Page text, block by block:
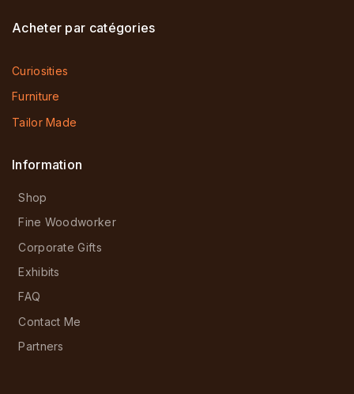
Acheter par catégories
Curiosities
Furniture
Tailor Made
Information
Shop
Fine Woodworker
Corporate Gifts
Exhibits
FAQ
Contact Me
Partners